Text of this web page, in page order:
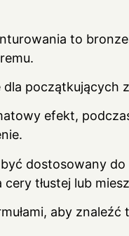
to
początkujących
efekt,
dostosowany
tłustej lub
aby